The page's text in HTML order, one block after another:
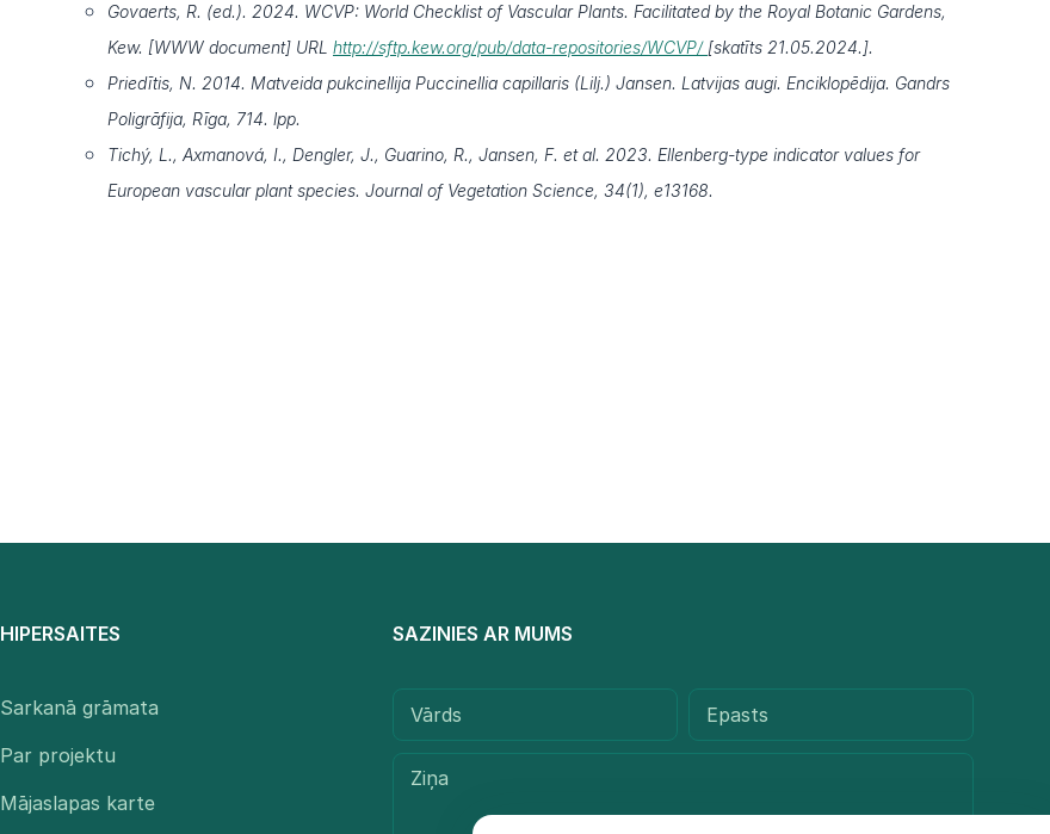
Govaerts, R. (ed.). 2024. WCVP: World Checklist of Vascular Plants. Facilitated by the Royal Botanic Gardens,
Kew. [WWW document] URL http://sftp.kew.org/pub/data-repositories/WCVP/ [skatīts 21.05.2024.].
Priedītis, N. 2014. Matveida pukcinellija Puccinellia capillaris (Lilj.) Jansen. Latvijas augi. Enciklopēdija. Gandrs
Poligrāfija, Rīga, 714. lpp.
Tichý, L., Axmanová, I., Dengler, J., Guarino, R., Jansen, F. et al. 2023. Ellenberg-type indicator values for
European vascular plant species. Journal of Vegetation Science, 34(1), e13168.
HIPERSAITES
Sarkanā grāmata
Par projektu
Mājaslapas karte
SAZINIES AR MUMS